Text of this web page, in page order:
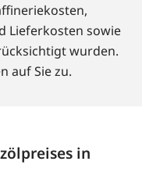
Lieferkosten sowie
wurden.
auf Sie zu.
in